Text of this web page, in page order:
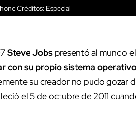
Créditos: Especial
Steve Jobs presentó al mundo
con su propio sistema operativo
su creador no pudo gozar
el 5 de octubre de 2011